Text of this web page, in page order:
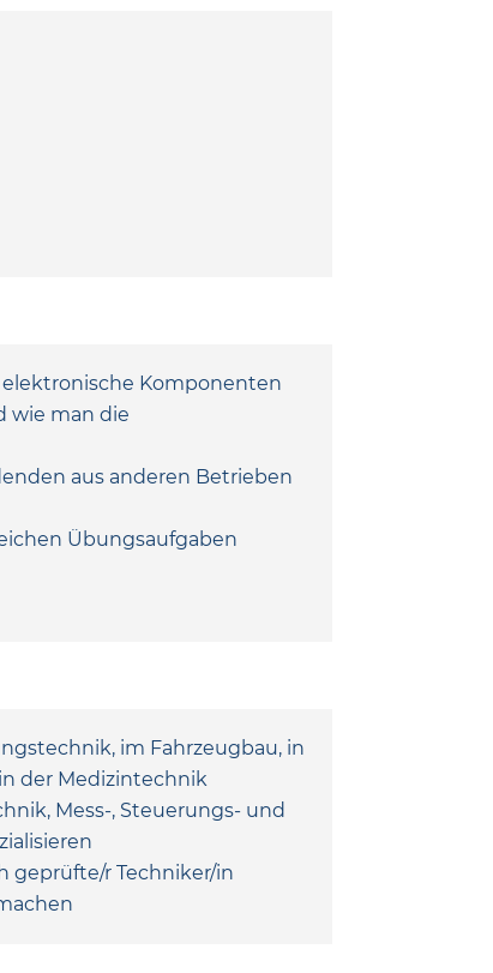
Komponenten
wie man die
aus anderen Betrieben
Übungsaufgaben
im Fahrzeugbau, in
der Medizintechnik
Mess-, Steuerungs- und
geprüfte/r Techniker/in